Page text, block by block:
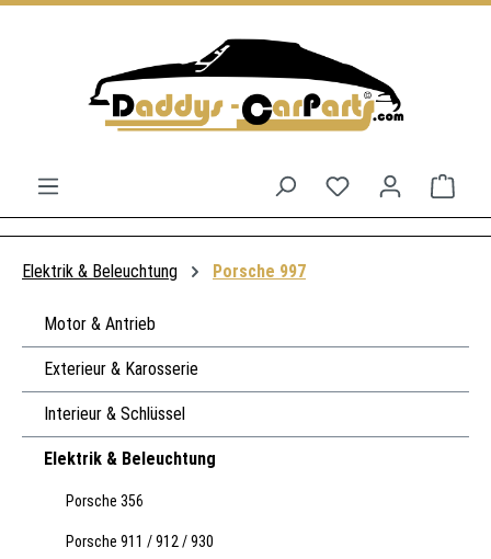
Du hast 0
Elektrik & Beleuchtung Porsche 997
Motor & Antrieb
Exterieur & Karosserie
Interieur & Schlüssel
Elektrik & Beleuchtung
Porsche 356
Porsche 911 / 912 / 930